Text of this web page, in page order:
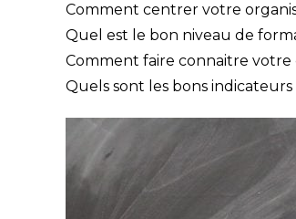
Comment centrer votre
Quel est le bon niveau de
Comment faire connaitre votre
Quels sont les bons